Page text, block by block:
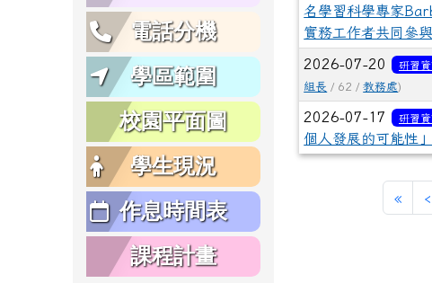
電話分機
學區範圍
校園平面圖
學生現況
作息時間表
課程計畫
名學習科學專家
實務工作者共同參
2026-07-20 研習
組長 / 62 /教務處)
2026-07-17 研習
個人發展的可能性
«第一‹